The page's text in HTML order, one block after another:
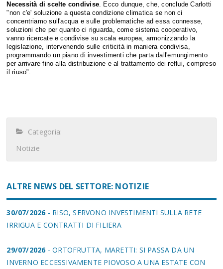
Necessità di scelte condivise. Ecco dunque, che, conclude Carlotti
"non c'e' soluzione a questa condizione climatica se non ci
concentriamo sull'acqua e sulle problematiche ad essa connesse,
soluzioni che per quanto ci riguarda, come sistema cooperativo,
vanno ricercate e condivise su scala europea, armonizzando la
legislazione, intervenendo sulle criticità in maniera condivisa,
programmando un piano di investimenti che parta dall'emungimento
per arrivare fino alla distribuzione e al trattamento dei reflui, compreso
il riuso".
Categoria:
Notizie
ALTRE NEWS DEL SETTORE: NOTIZIE
30/07/2026- RISO, SERVONO INVESTIMENTI SULLA RETE
IRRIGUA E CONTRATTI DI FILIERA
29/07/2026- ORTOFRUTTA, MARETTI: SI PASSA DA UN
INVERNO ECCESSIVAMENTE PIOVOSO A UNA ESTATE CON